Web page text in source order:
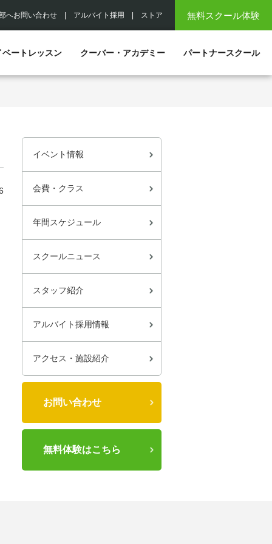
無料スクール体験
へお問い合わせ アルバイト採用 ストア
ベートレッスン クーバー・アカデミー パートナースクール
イベント情報
会費・クラス
年間スケジュール
スクールニュース
スタッフ紹介
アルバイト採用情報
アクセス・施設紹介
お問い合わせ
無料体験はこちら